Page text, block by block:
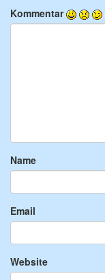
Kommentar
Name
Email
Website